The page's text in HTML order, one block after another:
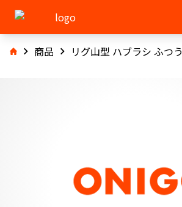
商品 リグ山型 ハブラシ ふつう